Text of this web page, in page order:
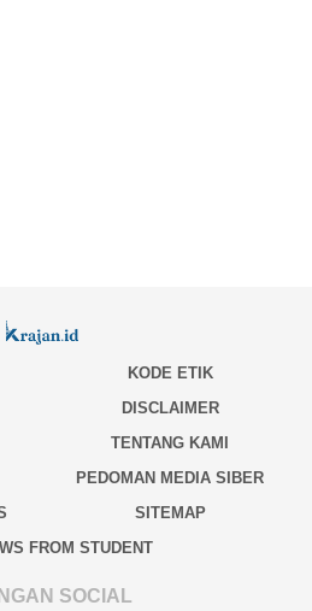
KODE ETIK
DISCLAIMER
TENTANG KAMI
PEDOMAN MEDIA SIBER
SITEMAP
FROM STUDENT
SOCIAL